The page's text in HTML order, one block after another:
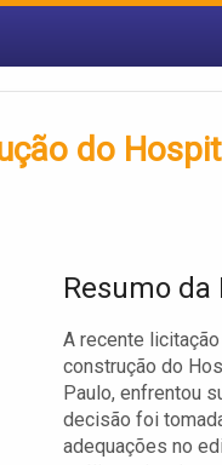
do
Resumo da
A recente
construção do
Paulo, enfrentou
decisão foi
adequações no